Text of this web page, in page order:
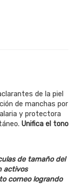
de la piel
de manchas por
y protectora
Unifica el tono
de tamaño del
activos
corneo logrando